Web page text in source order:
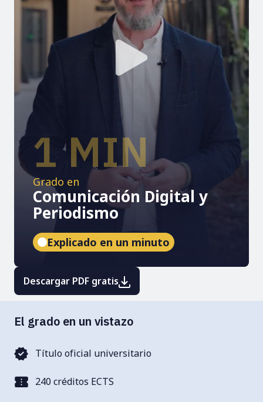
1 MIN
Grado en
Comunicación Digital y
Periodismo
Explicado en un minuto
Descargar PDF gratis
El grado en un vistazo
Título oficial universitario
240 créditos ECTS